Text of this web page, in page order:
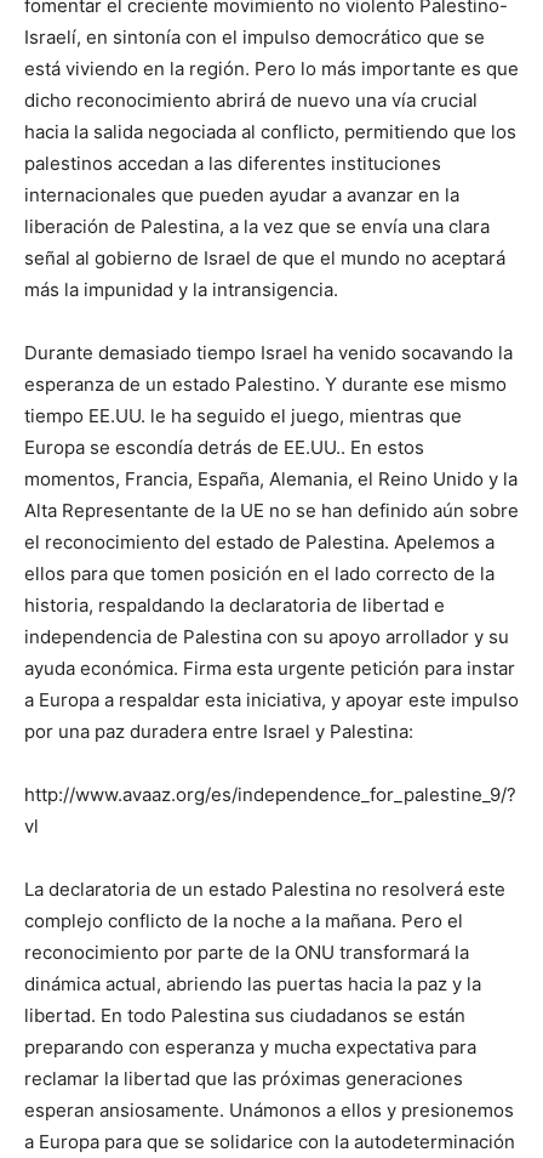
fomentar el creciente movimiento no violento Palestino-
Israelí, en sintonía con el impulso democrático que se
está viviendo en la región. Pero lo más importante es que
dicho reconocimiento abrirá de nuevo una vía crucial
hacia la salida negociada al conflicto, permitiendo que los
palestinos accedan a las diferentes instituciones
internacionales que pueden ayudar a avanzar en la
liberación de Palestina, a la vez que se envía una clara
señal al gobierno de Israel de que el mundo no aceptará
más la impunidad y la intransigencia.
Durante demasiado tiempo Israel ha venido socavando la
esperanza de un estado Palestino. Y durante ese mismo
tiempo EE.UU. le ha seguido el juego, mientras que
Europa se escondía detrás de EE.UU.. En estos
momentos, Francia, España, Alemania, el Reino Unido y la
Alta Representante de la UE no se han definido aún sobre
el reconocimiento del estado de Palestina. Apelemos a
ellos para que tomen posición en el lado correcto de la
historia, respaldando la declaratoria de libertad e
independencia de Palestina con su apoyo arrollador y su
ayuda económica. Firma esta urgente petición para instar
a Europa a respaldar esta iniciativa, y apoyar este impulso
por una paz duradera entre Israel y Palestina:
http://www.avaaz.org/es/independence_for_palestine_9/?
vl
La declaratoria de un estado Palestina no resolverá este
complejo conflicto de la noche a la mañana. Pero el
reconocimiento por parte de la ONU transformará la
dinámica actual, abriendo las puertas hacia la paz y la
libertad. En todo Palestina sus ciudadanos se están
preparando con esperanza y mucha expectativa para
reclamar la libertad que las próximas generaciones
esperan ansiosamente. Unámonos a ellos y presionemos
a Europa para que se solidarice con la autodeterminación